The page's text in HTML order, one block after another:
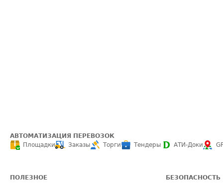
АВТОМАТИЗАЦИЯ ПЕРЕВОЗОК
Площадки
Заказы Торги Тендеры АТИ-Доки
ПОЛЕЗНОЕ БЕЗОПАСНОСТЬ